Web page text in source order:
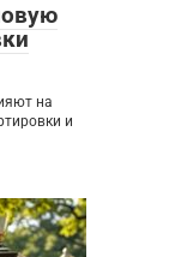
на
и